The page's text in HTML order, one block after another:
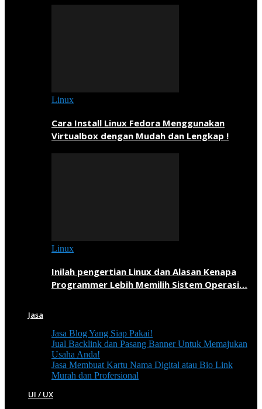
Linux
Cara Install Linux Fedora Menggunakan
Virtualbox dengan Mudah dan Lengkap !
Linux
Inilah pengertian Linux dan Alasan Kenapa
Programmer Lebih Memilih Sistem Operasi…
Jasa
Jasa Blog Yang Siap Pakai!
Jual Backlink dan Pasang Banner Untuk Memajukan
Usaha Anda!
Jasa Membuat Kartu Nama Digital atau Bio Link
Murah dan Profersional
UI / UX